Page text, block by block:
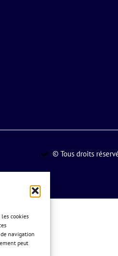
cookies
navigation
peut
© Tous droits